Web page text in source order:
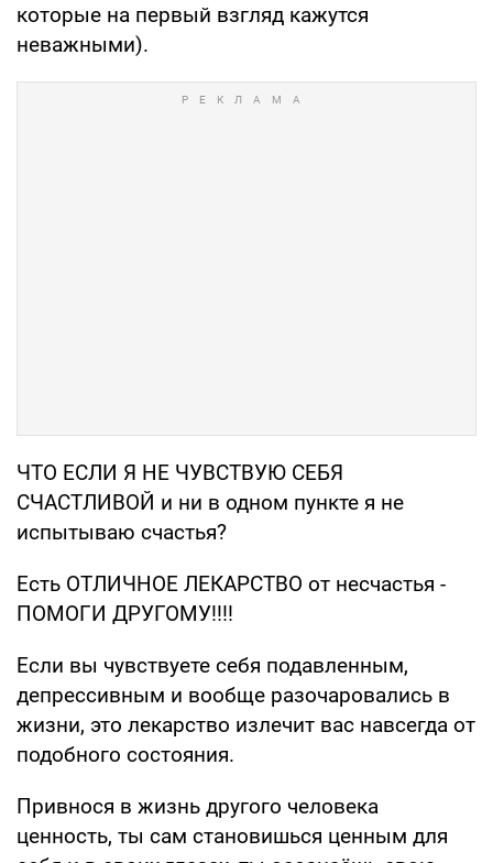
которые на первый взгляд кажутся
неважными).
ЧТО ЕСЛИ Я НЕ ЧУВСТВУЮ СЕБЯ
СЧАСТЛИВОЙ и ни в одном пункте я не
испытываю счастья?
Есть ОТЛИЧНОЕ ЛЕКАРСТВО от несчастья -
ПОМОГИ ДРУГОМУ!!!!
Если вы чувствуете себя подавленным,
депрессивным и вообще разочаровались в
жизни, это лекарство излечит вас навсегда от
подобного состояния.
Привнося в жизнь другого человека
ценность, ты сам становишься ценным для